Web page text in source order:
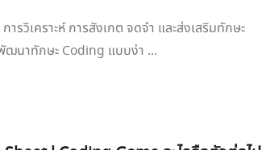
รวิเคราะห์ การสังเกต จดจำ และส่งเสริมทักษะ
ฒนาทักษะ Coding แบบง่า ...